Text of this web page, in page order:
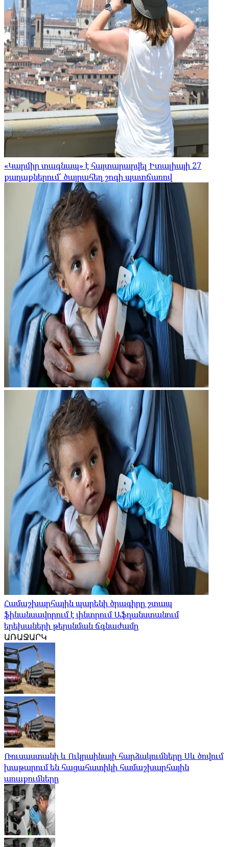
«Կարմիր տագնապ» է հայտարարվել Իտալիայի 27
քաղաքներում՝ ծայրահեղ շոգի պատճառով
Համաշխարհային պարենի ծրագիրը շտապ
ֆինանսավորում է փնտրում Աֆղանստանում
երեխաների թերսնման ճգնաժամը
ԱՌԱՋԱՐԿ
Ռուսաստանի և Ուկրաինայի հարձակումները Սև ծովում
խաթարում են հացահատիկի համաշխարհային
առաքումները